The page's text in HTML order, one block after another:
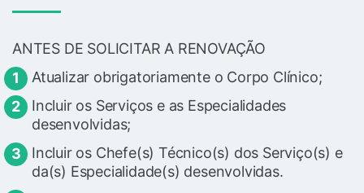
ANTES DE SOLICITAR A RENOVAÇÃO
Atualizar obrigatoriamente o Corpo Clínico;
Incluir os Serviços e as Especialidades
desenvolvidas;
Incluir os Chefe(s) Técnico(s) dos Serviço(s) e
da(s) Especialidade(s) desenvolvidas.